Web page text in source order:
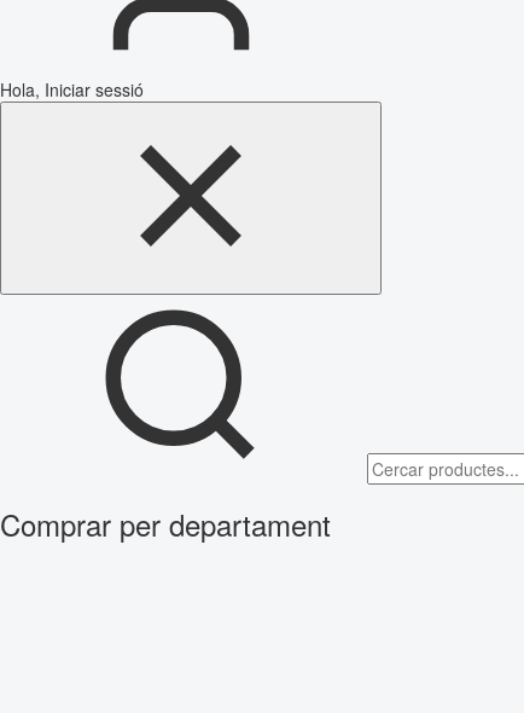
Hola, Iniciar sessió
Comprar per departament